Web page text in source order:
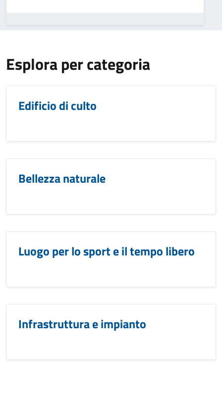
Esplora per categoria
Edificio di culto
Bellezza naturale
Luogo per lo sport e il tempo libero
Infrastruttura e impianto